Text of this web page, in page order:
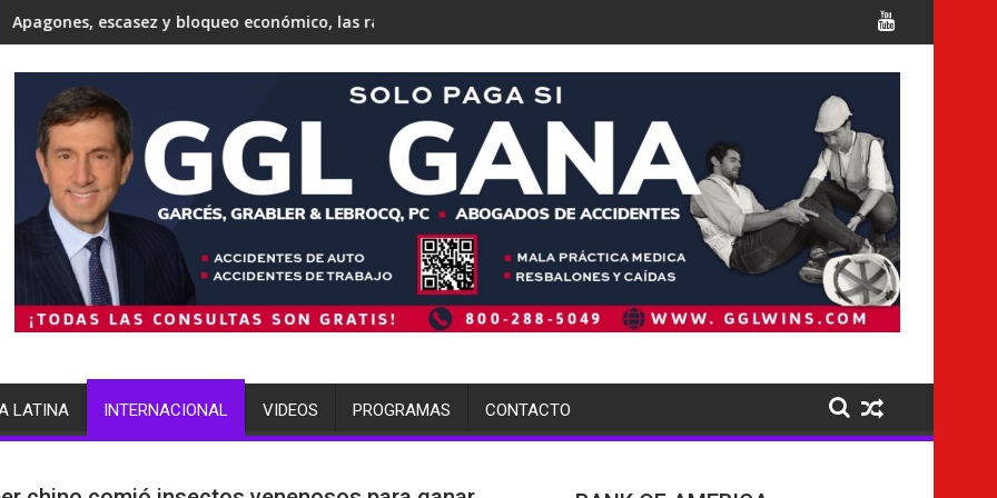
Donald Trump, Todd Blanche, como fiscal general
y bloqueo económico, las razones por las que expertos de la ONU advierten que Cuba podría convertirse en una 'Gaza
Japón conmemora 81 años de Hiroshima mientras crece el debate sobre su estrategia nuclear
evacúan aldeas por fuerte erupción del
LATINA INTERNACIONAL VIDEOS PROGRAMAS CONTACTO